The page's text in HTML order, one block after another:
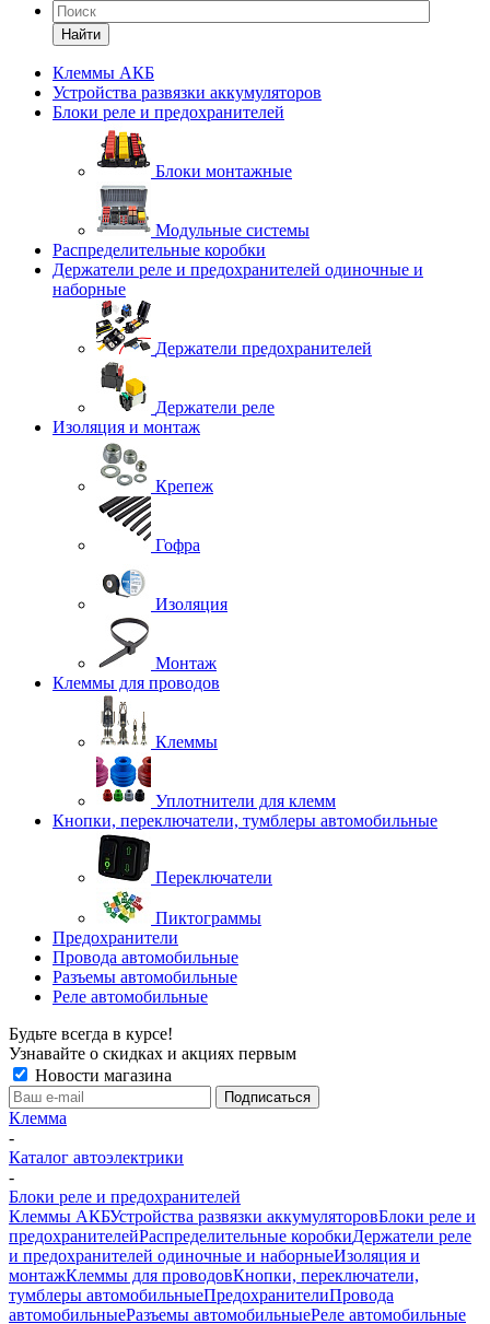
Найти
Клеммы АКБ
Устройства развязки аккумуляторов
Блоки реле и предохранителей
Блоки монтажные
Модульные системы
Распределительные коробки
Держатели реле и предохранителей одиночные и
наборные
Держатели предохранителей
Держатели реле
Изоляция и монтаж
Крепеж
Гофра
Изоляция
Монтаж
Клеммы для проводов
Клеммы
Уплотнители для клемм
Кнопки, переключатели, тумблеры автомобильные
Переключатели
Пиктограммы
Предохранители
Провода автомобильные
Разъемы автомобильные
Реле автомобильные
Будьте всегда в курсе!
Узнавайте о скидках и акциях первым
Новости магазина
Клемма
-
Каталог автоэлектрики
-
Блоки реле и предохранителей
Клеммы АКБУстройства развязки аккумуляторовБлоки реле и
предохранителейРаспределительные коробкиДержатели реле
и предохранителей одиночные и наборныеИзоляция и
монтажКлеммы для проводовКнопки, переключатели,
тумблеры автомобильныеПредохранителиПровода
автомобильныеРазъемы автомобильныеРеле автомобильные